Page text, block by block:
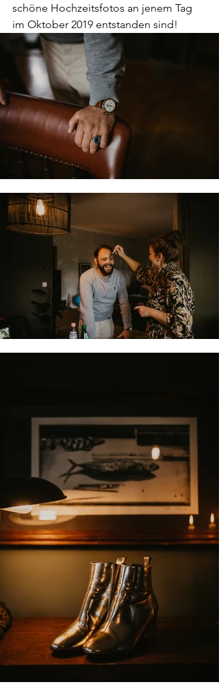
schöne Hochzeitsfotos an jenem Tag
im Oktober 2019 entstanden sind!